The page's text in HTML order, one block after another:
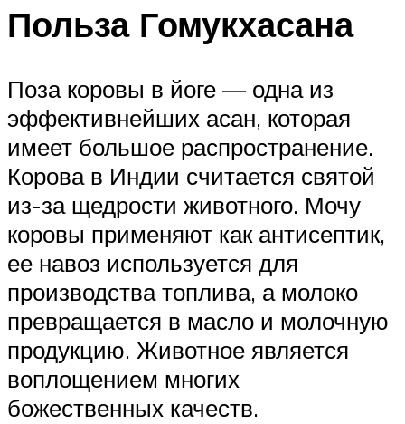
Польза Гомукхасана
Поза коровы в йоге — одна из
эффективнейших асан, которая
имеет большое распространение.
Корова в Индии считается святой
из-за щедрости животного. Мочу
коровы применяют как антисептик,
ее навоз используется для
производства топлива, а молоко
превращается в масло и молочную
продукцию. Животное является
воплощением многих
божественных качеств.